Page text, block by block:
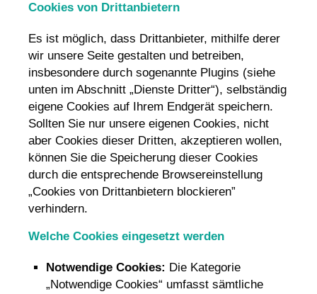
Cookies von Drittanbietern
Es ist möglich, dass Drittanbieter, mithilfe derer
wir unsere Seite gestalten und betreiben,
insbesondere durch sogenannte Plugins (siehe
unten im Abschnitt „Dienste Dritter“), selbständig
eigene Cookies auf Ihrem Endgerät speichern.
Sollten Sie nur unsere eigenen Cookies, nicht
aber Cookies dieser Dritten, akzeptieren wollen,
können Sie die Speicherung dieser Cookies
durch die entsprechende Browsereinstellung
„Cookies von Drittanbietern blockieren”
verhindern.
Welche Cookies eingesetzt werden
Notwendige Cookies: Die Kategorie
„Notwendige Cookies“ umfasst sämtliche